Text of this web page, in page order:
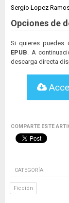
Sergio Lopez
Opciones de
Si quieres puedes
EPUB . A
descarga directa
COMPARTE ESTE
CATEGORÍA:
Ficción